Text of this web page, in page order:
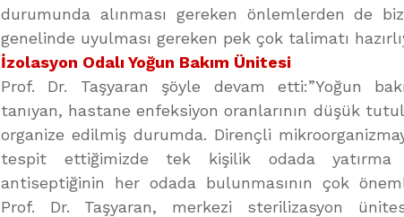
durumunda alınması gereken önlemlerden de
genelinde uyulması gereken pek çok talimatı
İzolasyon Odalı Yoğun Bakım Ünitesi
Prof. Dr. Taşyaran şöyle devam etti:”Yoğun
tanıyan, hastane enfeksiyon oranlarının düşük
organize edilmiş durumda. Dirençli
tespit ettiğimizde tek kişilik odada yatırma
antiseptiğinin her odada bulunmasının çok
Prof. Dr. Taşyaran, merkezi sterilizasyon